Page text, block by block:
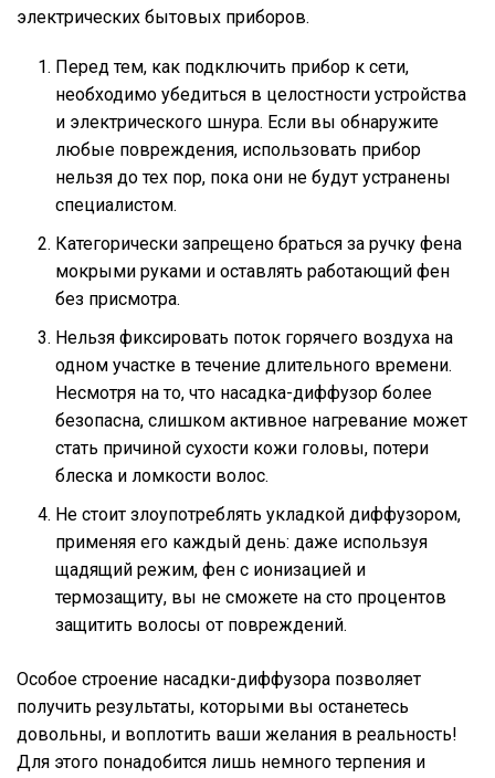
электрических бытовых приборов.
Перед тем, как подключить прибор к сети,
необходимо убедиться в целостности устройства
и электрического шнура. Если вы обнаружите
любые повреждения, использовать прибор
нельзя до тех пор, пока они не будут устранены
специалистом.
Категорически запрещено браться за ручку фена
мокрыми руками и оставлять работающий фен
без присмотра.
Нельзя фиксировать поток горячего воздуха на
одном участке в течение длительного времени.
Несмотря на то, что насадка-диффузор более
безопасна, слишком активное нагревание может
стать причиной сухости кожи головы, потери
блеска и ломкости волос.
Не стоит злоупотреблять укладкой диффузором,
применяя его каждый день: даже используя
щадящий режим, фен с ионизацией и
термозащиту, вы не сможете на сто процентов
защитить волосы от повреждений.
Особое строение насадки-диффузора позволяет
получить результаты, которыми вы останетесь
довольны, и воплотить ваши желания в реальность!
Для этого понадобится лишь немного терпения и